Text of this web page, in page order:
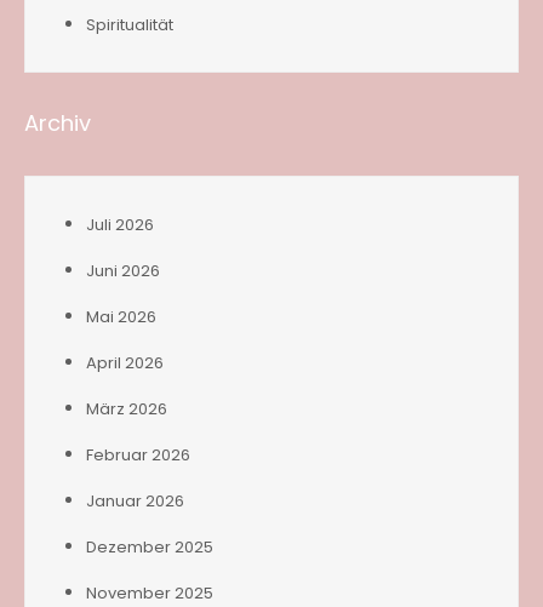
Spiritualität
Archiv
Juli 2026
Juni 2026
Mai 2026
April 2026
März 2026
Februar 2026
Januar 2026
Dezember 2025
November 2025